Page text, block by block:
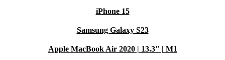
iPhone 15
Samsung Galaxy S23
Apple MacBook Air 2020 | 13.3" | M1